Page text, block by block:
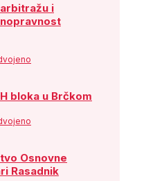
arbitražu i
bloka u Brčkom
Osnovne
Rasadnik